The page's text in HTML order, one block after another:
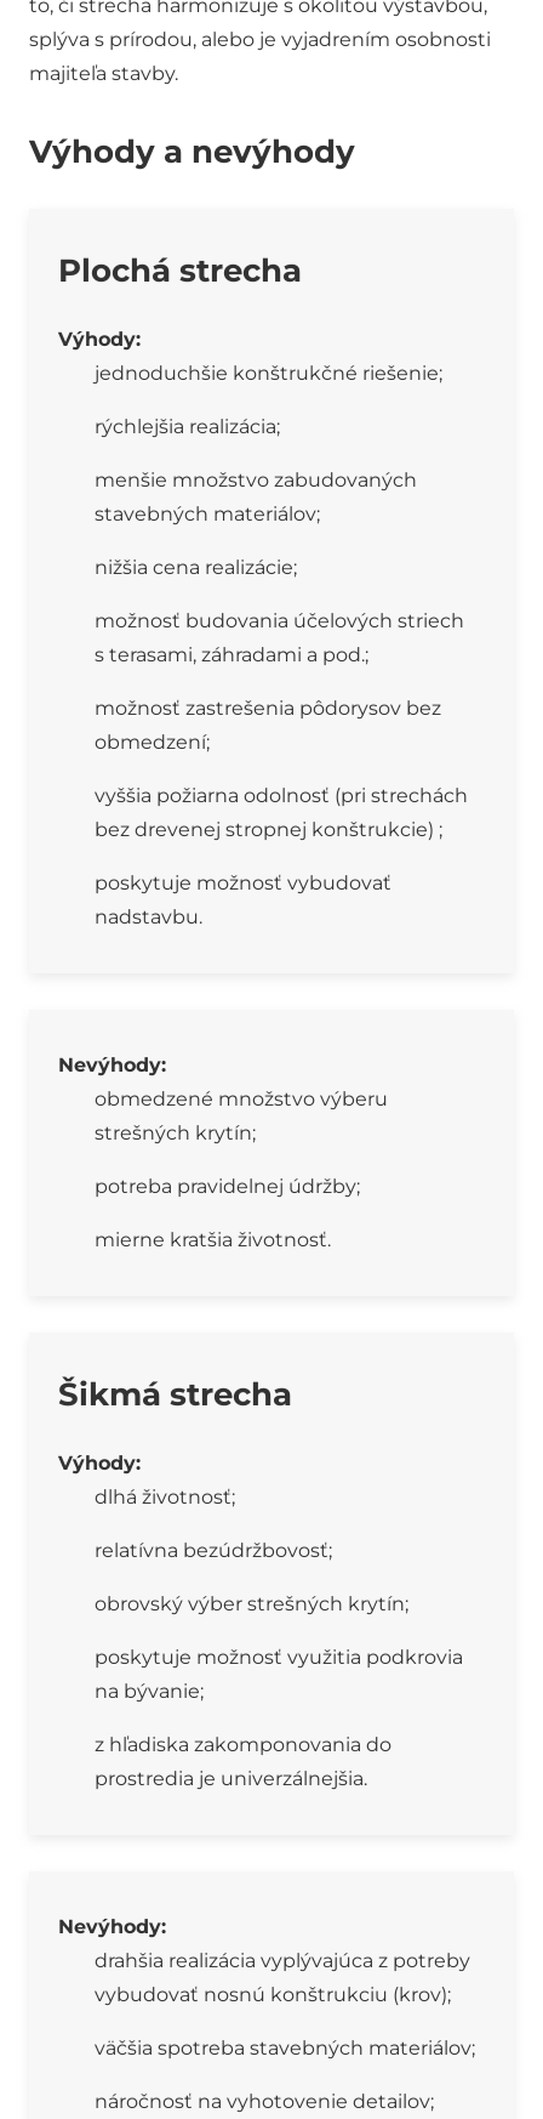
to, či strecha harmonizuje s okolitou výstavbou,
splýva s prírodou, alebo je vyjadrením osobnosti
majiteľa stavby.
Výhody a nevýhody
Plochá strecha
Výhody:
jednoduchšie konštrukčné riešenie;
rýchlejšia realizácia;
menšie množstvo zabudovaných
stavebných materiálov;
nižšia cena realizácie;
možnosť budovania účelových striech
s terasami, záhradami a pod.;
možnosť zastrešenia pôdorysov bez
obmedzení;
vyššia požiarna odolnosť (pri strechách
bez drevenej stropnej konštrukcie) ;
poskytuje možnosť vybudovať
nadstavbu.
Nevýhody:
obmedzené množstvo výberu
strešných krytín;
potreba pravidelnej údržby;
mierne kratšia životnosť.
Šikmá strecha
Výhody:
dlhá životnosť;
relatívna bezúdržbovosť;
obrovský výber strešných krytín;
poskytuje možnosť využitia podkrovia
na bývanie;
z hľadiska zakomponovania do
prostredia je univerzálnejšia.
Nevýhody:
drahšia realizácia vyplývajúca z potreby
vybudovať nosnú konštrukciu (krov);
väčšia spotreba stavebných materiálov;
náročnosť na vyhotovenie detailov;